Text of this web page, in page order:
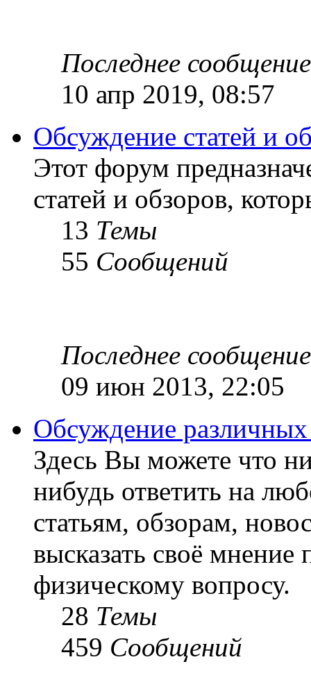
Последнее сообщение
10 апр 2019, 08:57
Обсуждение статей и
Этот форум
статей и обзоров,
13 Темы
55 Сообщений
Последнее сообщение
09 июн 2013, 22:05
Обсуждение
Здесь Вы можете что
нибудь ответить на
статьям, обзорам,
высказать своё
физическому вопросу.
28 Темы
459 Сообщений